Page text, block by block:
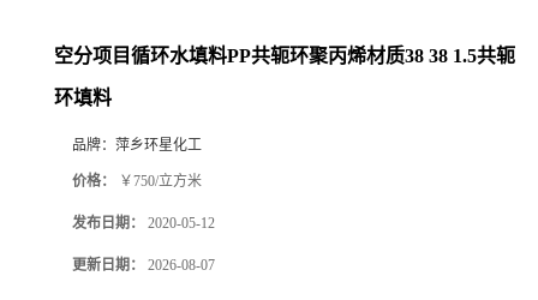
空分项目循环水填料PP共轭环聚丙烯材质38 38 1.5共轭
环填料
品牌： 萍乡环星化工
价格： ￥750/立方米
发布日期： 2020-05-12
更新日期： 2026-08-07